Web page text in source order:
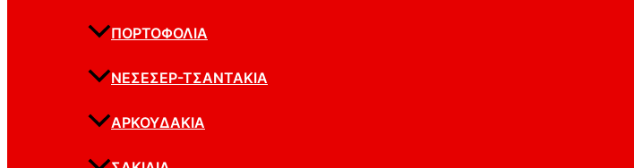
ΠΟΡΤΟΦΌΛΙΑ
ΝΕΣΕΣΈΡ-ΤΣΑΝΤΆΚΙΑ
ΑΡΚΟΥΔΆΚΙΑ